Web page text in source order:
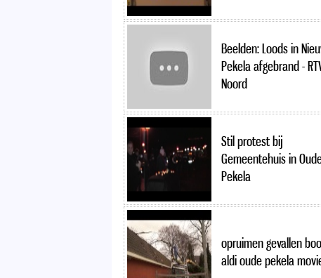
Beelden: Loods in
Pekela afgebrand -
Noord
Stil protest bij
Gemeentehuis in
Pekela
opruimen gevallen
aldi oude pekela